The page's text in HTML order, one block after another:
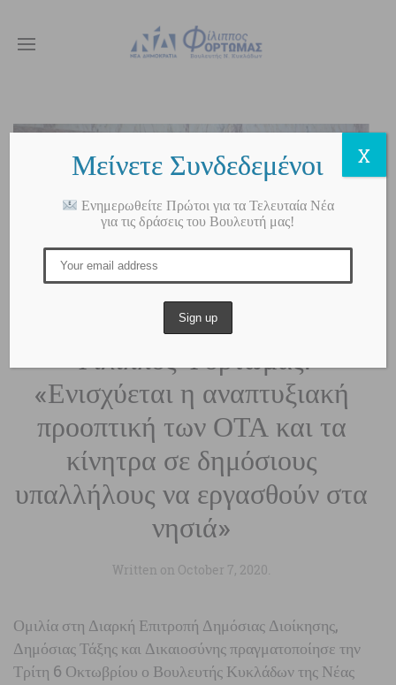
Φίλιππος Φόρτωμας:
«Ενισχύεται η αναπτυξιακή
προοπτική των ΟΤΑ και τα
κίνητρα σε δημόσιους
υπαλλήλους να εργασθούν στα
νησιά»
Written on October 7, 2020
Ομιλία στη Διαρκή Επιτροπή Δημόσιας Διοίκησης,
Δημόσιας Τάξης και Δικαιοσύνης πραγματοποίησε την
Τρίτη 6 Οκτωβρίου ο Βουλευτής Κυκλάδων της Νέας
Μείνετε Συνδεδεμένοι
Ενημερωθείτε Πρώτοι για τα Τελευταία Νέα
για τις δράσεις του Βουλευτή μας!
X